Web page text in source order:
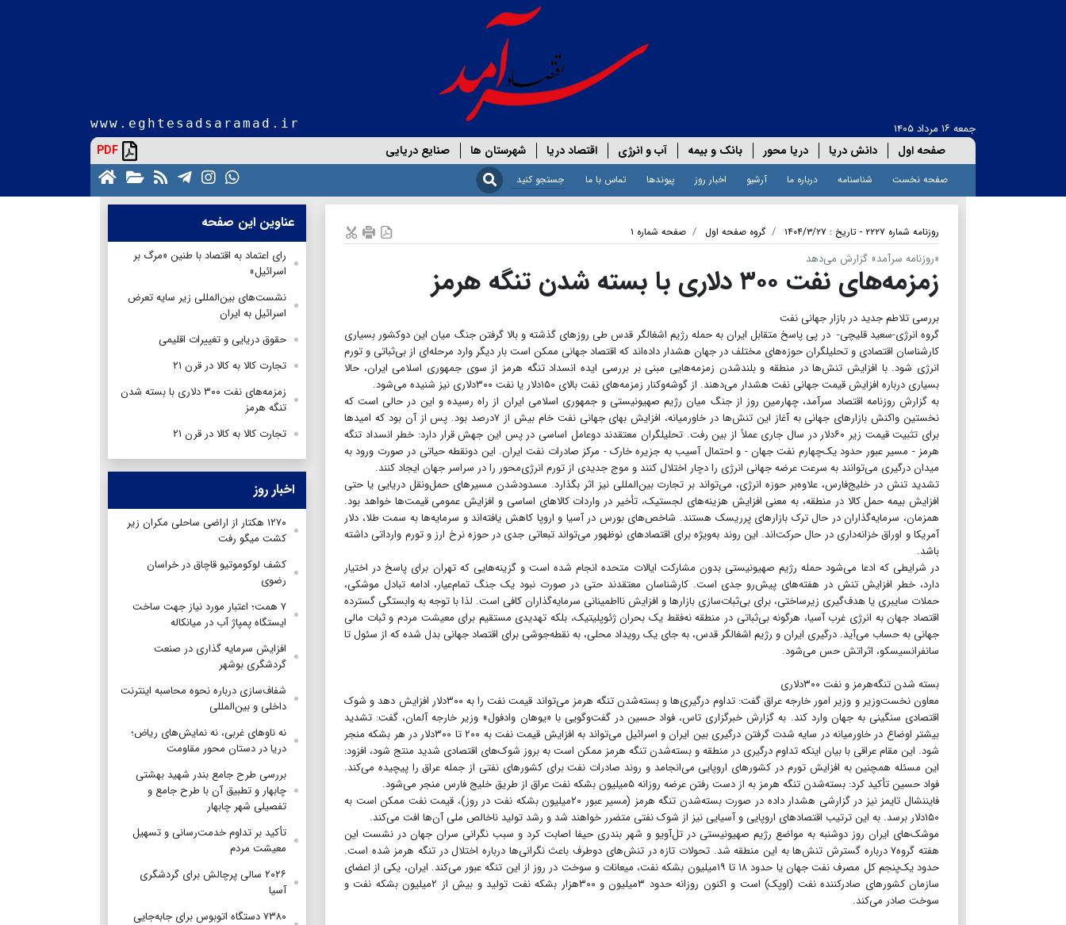
جمعه ۱۶ مرداد ۱۴۰۵ www.eghtesadsaramad.ir
صفحه اول دانش دریا دریا محور بانک و بیمه آب و انرژی اقتصاد دریا شهرستان ها صنایع دریایی PDF
صفحه نخست شناسنامه درباره ما آرشیو اخبار روز پیوندها تماس با ما
روزنامه شماره ۲۲۲۷ - تاریخ : ۱۴۰۴/۳/۲۷ گروه صفحه اول صفحه شماره ۱
«روزنامه سرآمد» گزارش می‌دهد
زمزمه‌های نفت ۳۰۰ دلاری با بسته شدن تنگه هرمز
بررسی تلاطم جدید در بازار جهانی نفت
​​​​​​​گروه انرژی-سعید قلیچی- در پی پاسخ متقابل ایران به حمله رژیم اشغالگر قدس طی روزهای گذشته و بالا گرفتن جنگ میان این دوکشور بسیاری
کارشناسان اقتصادی و تحلیلگران حوزه‌های مختلف در جهان هشدار داده‌اند که اقتصاد جهانی ممکن است بار دیگر وارد مرحله‌ای از بی‌ثباتی و تورم
انرژی شود. با افزایش تنش‌ها در منطقه و بلندشدن زمزمه‌هایی مبنی بر بررسی ایده انسداد تنگه هرمز از سوی جمهوری اسلامی ایران، حالا
بسیاری درباره افزایش قیمت جهانی نفت هشدار می‌دهند. از گوشه‌وکنار زمزمه‌های نفت بالای ۱۵۰دلار یا نفت ۳۰۰دلاری نیز شنیده می‌شود.
به گزارش روزنامه اقتصاد سرآمد، چهارمین روز از جنگ میان رژیم صهیونیستی و جمهوری اسلامی ایران از راه رسیده و این در حالی است که
نخستین واکنش بازارهای جهانی به آغاز این تنش‌ها در خاورمیانه، افزایش بهای جهانی نفت خام بیش از ۷درصد بود. پس از آن بود که امیدها
برای تثبیت قیمت زیر ۶۰دلار در سال جاری عملاً از بین رفت. تحلیلگران معتقدند دوعامل اساسی در پس این جهش قرار دارد: خطر انسداد تنگه
هرمز - مسیر عبور حدود یک‌چهارم نفت جهان - و احتمال آسیب به جزیره خارک - مرکز صادرات نفت ایران. این دونقطه حیاتی در صورت ورود به
میدان درگیری می‌توانند به سرعت عرضه جهانی انرژی را دچار اختلال کنند و موج جدیدی از تورم انرژی‌محور را در سراسر جهان ایجاد کنند.
تشدید تنش در خلیج‌فارس، علاوه‌بر حوزه انرژی، می‌تواند بر تجارت بین‌المللی نیز اثر بگذارد. مسدودشدن مسیرهای حمل‌ونقل دریایی یا حتی
افزایش بیمه حمل کالا در منطقه، به معنی افزایش هزینه‌های لجستیک، تأخیر در واردات کالاهای اساسی و افزایش عمومی قیمت‌ها خواهد بود.
همزمان، سرمایه‌گذاران در حال ترک بازارهای پرریسک هستند. شاخص‌های بورس در آسیا و اروپا کاهش یافته‌اند و سرمایه‌ها به سمت طلا، دلار
آمریکا و اوراق خزانه‌داری در حال حرکت‌اند. این روند به‌ویژه برای اقتصادهای نوظهور می‌تواند تبعاتی جدی در حوزه نرخ ارز و تورم وارداتی داشته
باشد.
در شرایطی که ادعا می‌شود حمله رژیم صهیونیستی بدون مشارکت ایالات متحده انجام شده است و گزینه‌هایی که تهران برای پاسخ در اختیار
دارد، خطر افزایش تنش در هفته‌های پیش‌رو جدی است. کارشناسان معتقدند حتی در صورت نبود یک جنگ تمام‌عیار، ادامه تبادل موشکی،
حملات سایبری یا هدف‌گیری زیرساختی، برای بی‌ثبات‌سازی بازارها و افزایش نااطمینانی سرمایه‌گذاران کافی است. لذا با توجه به وابستگی گسترده
اقتصاد جهان به انرژی غرب آسیا، هرگونه بی‌ثباتی در منطقه نه‌فقط یک بحران ژئوپلیتیک، بلکه تهدیدی مستقیم برای معیشت مردم و ثبات مالی
جهانی به حساب می‌آید. درگیری ایران و رژیم اشغالگر قدس، به جای یک رویداد محلی، به نقطه‌جوشی برای اقتصاد جهانی بدل شده که از سئول تا
سانفرانسیسکو، اثراتش حس می‌شود.
بسته شدن تنگه‌هرمز و نفت ۳۰۰دلاری
معاون نخست‌وزیر و وزیر امور خارجه عراق گفت: تداوم درگیری‌ها و بسته‌شدن تنگه هرمز می‌تواند قیمت نفت را به ۳۰۰دلار افزایش دهد و شوک
اقتصادی سنگینی به جهان وارد کند. به گزارش خبرگزاری تاس، فواد حسین در گفت‌وگویی با «یوهان وادفول» وزیر خارجه آلمان، گفت: تشدید
بیشتر اوضاع در خاورمیانه در سایه شدت گرفتن درگیری بین ایران و اسرائیل می‌تواند به افزایش قیمت نفت به ۲۰۰ تا ۳۰۰دلار در هر بشکه منجر
شود. این مقام عراقی با بیان اینکه تداوم درگیری در منطقه و بسته‌شدن تنگه هرمز ممکن است به بروز شوک‌های اقتصادی شدید منتج شود، افزود:
این مسئله همچنین به افزایش تورم در کشورهای اروپایی می‌انجامد و روند صادرات نفت برای کشورهای نفتی از جمله عراق را پیچیده می‌کند.
فواد حسین تأکید کرد: بسته‌شدن تنگه هرمز به از دست رفتن عرضه روزانه ۵میلیون بشکه نفت عراق از طریق خلیج فارس منجر می‌شود.
فایننشال تایمز نیز در گزارشی هشدار داده در صورت بسته‌شدن تنگه هرمز (مسیر عبور ۲۰میلیون بشکه نفت در روز)، قیمت نفت ممکن است به
۱۵۰دلار برسد. به این ترتیب اقتصادهای اروپایی و آسیایی نیز از شوک نفتی متضرر خواهند شد و رشد تولید ناخالص ملی آن‌ها افت می‌کند.
موشک‌های ایران روز دوشنبه به مواضع رژیم صهیونیستی در تل‌آویو و شهر بندری حیفا اصابت کرد و سبب نگرانی سران جهان در نشست این
هفته گروه۷ درباره گسترش تنش‌ها به این منطقه شد. تحولات تازه در تنش‌های دوطرف باعث نگرانی‌ها درباره اختلال در تنگه هرمز شده است.
حدود یک‌پنجم کل مصرف نفت جهان یا حدود ۱۸ تا ۱۹میلیون بشکه نفت، میعانات و سوخت در روز از این تنگه عبور می‌کند. ایران، یکی از اعضای
سازمان کشورهای صادرکننده نفت (اوپک) است و اکنون روزانه حدود ۳میلیون و ۳۰۰هزار بشکه نفت تولید و بیش از ۲میلیون بشکه نفت و
سوخت صادر می‌کند.
عناوین این صفحه
رای اعتماد به اقتصاد با طنین «مرگ بر
اسرائیل»
نشست‌های بین‌المللی زیر سایه تعرض
اسرائیل به ایران
حقوق دریایی و تغییرات اقلیمی
تجارت کالا به کالا در قرن ۲۱
زمزمه‌های نفت ۳۰۰ دلاری با بسته شدن
تنگه هرمز
تجارت کالا به کالا در قرن ۲۱
اخبار روز
۱۲۷۰ هکتار از اراضی ساحلی مکران زیر
کشت میگو رفت
کشف لوکوموتیو قاچاق در خراسان
رضوی
۷ همت؛ اعتبار مورد نیاز جهت ساخت
ایستگاه پمپاژ آب در میانکاله
افزایش سرمایه گذاری در صنعت
گردشگری بوشهر
شفاف‌سازی درباره نحوه محاسبه اینترنت
داخلی و بین‌المللی
نه ناوهای غربی، نه نمایش‌های ریاض؛
دریا در دستان محور مقاومت
بررسی طرح جامع بندر شهید بهشتی
چابهار و تطبیق آن با طرح جامع و
تفصیلی شهر چابهار
تأکید بر تداوم خدمت‌رسانی و تسهیل
معیشت مردم
۲۰۲۶ سالی پرچالش برای گردشگری
آسیا
۷۳۸۰ دستگاه اتوبوس برای جابه‌جایی